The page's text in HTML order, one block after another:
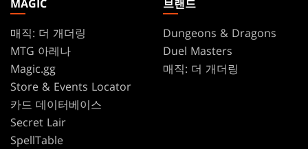
MAGIC
매직: 더 개더링
MTG 아레나
Magic.gg
Store & Events Locator
카드 데이터베이스
Secret Lair
SpellTable
브랜드
Dungeons & Dragons
Duel Masters
매직: 더 개더링